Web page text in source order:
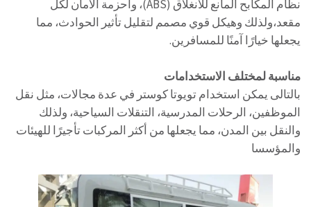
نظام المكابح المانع للانغلاق (ABS)، وأحزمة الأمان لكل
مقعد،ولذلك وهيكل قوي مصمم لتقليل تأثير الحوادث، مما
يجعلها خيارًا آمنًا للمسافرين.
مناسبة لمختلف الاستخدامات
بالتالى يمكن استخدام تويوتا كوستر في عدة مجالات، مثل نقل
الموظفين، الرحلات المدرسية، التنقلات السياحية، ولذلك
والنقل بين المدن، مما يجعلها من أكثر المركبات تأجيرًا للهيئات
والمؤسسا